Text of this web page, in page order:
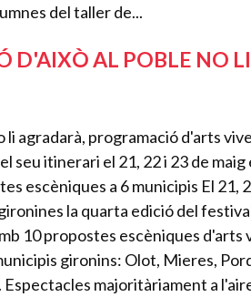
del taller de...
D'AIXÒ AL POBLE NO LI
li agradarà, programació d'arts
seu itinerari el 21, 22 i 23 de maig
escèniques a 6 municipis El 21,
la quarta edició del
10 propostes escèniques d'arts
gironins: Olot, Mieres,
majoritàriament a